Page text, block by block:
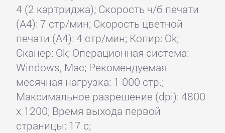
4 (2 картриджа); Скорость ч/б печати
(А4): 7 стр/мин; Скорость цветной
печати (А4): 4 стр/мин; Копир: Ok;
Сканер: Ok; Операционная система:
Windows, Mac; Рекомендуемая
месячная нагрузка: 1 000 стр.;
Максимальное разрешение (dpi): 4800
x 1200; Время выхода первой
страницы: 17 с;